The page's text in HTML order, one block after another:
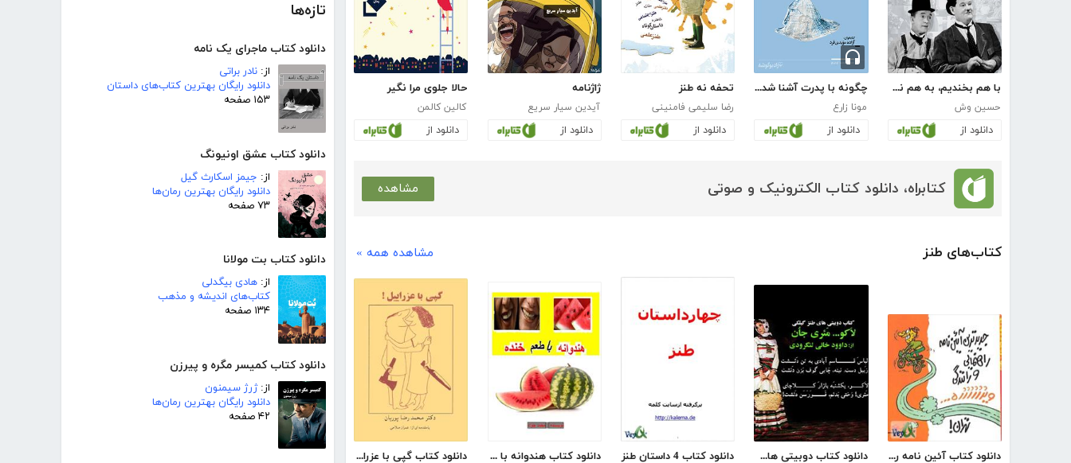
تازه‌ها
دانلود کتاب ماجرای یک نامه
از: نادر براتی
دانلود رایگان بهترین کتاب‌های داستان
۱۵۳ صفحه
دانلود کتاب عشق اونیونگ
از: جیمز اسکارث گیل
دانلود رایگان بهترین رمان‌ها
۷۳ صفحه
دانلود کتاب بت مولانا
از: هادی بیگدلی
کتاب‌های اندیشه و مذهب
۱۳۴ صفحه
دانلود کتاب کمیسر مگره و پیرزن
از:ژرژ سیمنون
دانلود رایگان بهترین رمان‌ها
۴۲ صفحه
با هم بخندیم، به هم نخندیم (مجموعه‌ای از بهترین لطیفه‌های دنیا)
حسین وش
دانلود از
چگونه با پدرت آشنا شدم؟
مونا زارع
دانلود از
تحفه نه طنز
رضا سلیمی فامنینی
دانلود از
ژاژنامه
آیدین سیار سریع
دانلود از
حالا جلوی مرا نگیر
کالین کالمن
دانلود از
کتابراه، دانلود کتاب الکترونیک و صوتی مشاهده
کتاب‌های طنز مشاهده همه »
دانلود کتاب آئین نامه راهنمایی رانندگی به زبان طنز دانلود کتاب دوبیتی های طنز گیلکی لاکو مئری جان دانلود کتاب 4 داستان طنز دانلود کتاب هندوانه با طعم خنده دانلود کتاب گپی با عزرائیل